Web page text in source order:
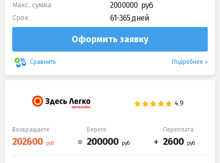
Макс. сумма 2000000
Срок 61-365 дней
Оформить заявку
Сравнить Подробнее
Возвращаете Берете Переплата